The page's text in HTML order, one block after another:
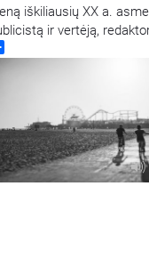
iškiliausių XX a.
ir vertėją,
pristato Maironio
muziejininkė